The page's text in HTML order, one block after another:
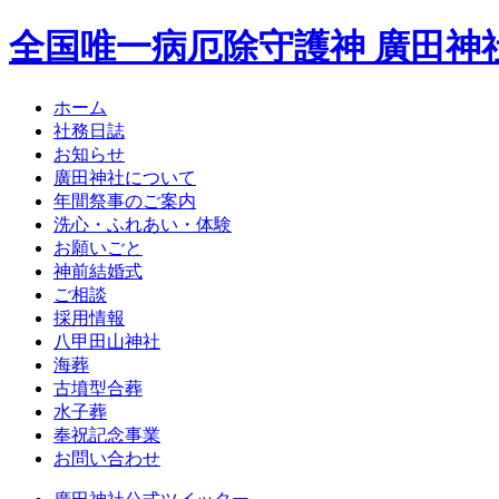
全国唯一病厄除守護神 廣田神
ホーム
社務日誌
お知らせ
廣田神社について
年間祭事のご案内
洗心・ふれあい・体験
お願いごと
神前結婚式
ご相談
採用情報
八甲田山神社
海葬
古墳型合葬
水子葬
奉祝記念事業
お問い合わせ